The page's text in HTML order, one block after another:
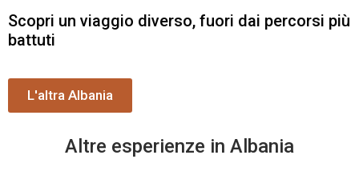
Scopri un viaggio diverso, fuori dai percorsi più
battuti
L'altra Albania
Altre esperienze in Albania